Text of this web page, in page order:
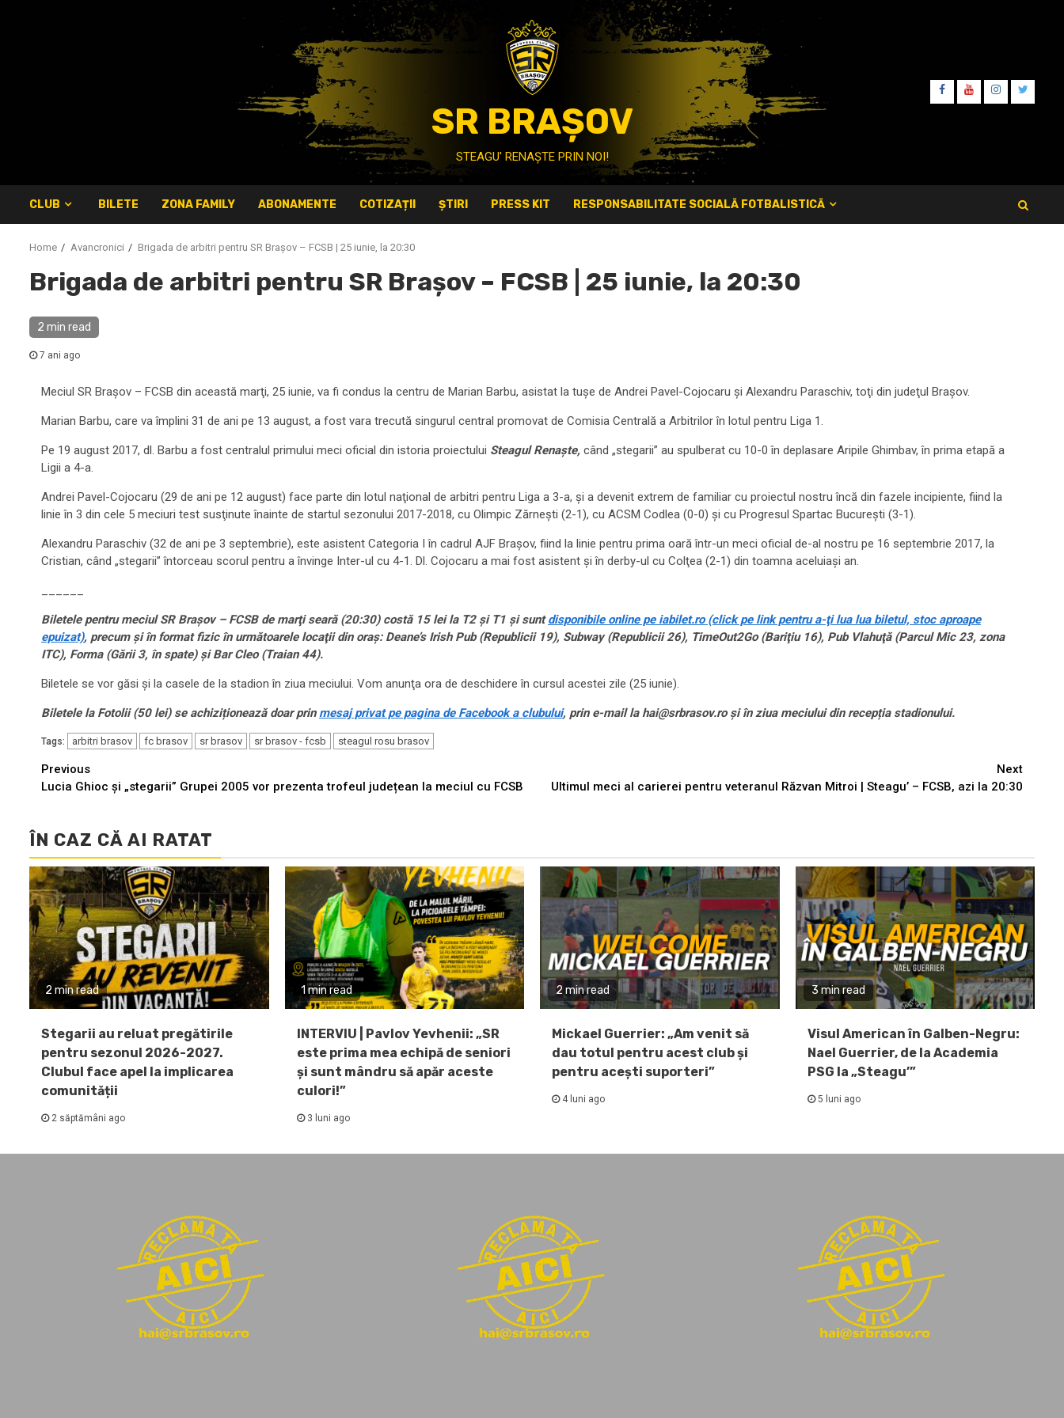
SR BRAȘOV
STEAGU' RENAȘTE PRIN NOI!
FB YT IT TW
CLUB BILETE ZONA FAMILY ABONAMENTE COTIZAȚII ȘTIRI PRESS KIT RESPONSABILITATE SOCIALĂ FOTBALISTICĂ
Home Avancronici Brigada de arbitri pentru SR Braşov – FCSB | 25 iunie, la 20:30
Brigada de arbitri pentru SR Braşov – FCSB | 25 iunie, la 20:30
2 min read
7 ani ago
Meciul SR Braşov – FCSB din această marţi, 25 iunie, va fi condus la centru de Marian Barbu, asistat la tuşe de Andrei Pavel-Cojocaru şi Alexandru Paraschiv, toţi din judeţul Braşov.
Marian Barbu, care va împlini 31 de ani pe 13 august, a fost vara trecută singurul central promovat de Comisia Centrală a Arbitrilor în lotul pentru Liga 1.
Pe 19 august 2017, dl. Barbu a fost centralul primului meci oficial din istoria proiectului Steagul Renaşte, când „stegarii” au spulberat cu 10-0 în deplasare Aripile Ghimbav, în prima etapă a
Ligii a 4-a.
Andrei Pavel-Cojocaru (29 de ani pe 12 august) face parte din lotul naţional de arbitri pentru Liga a 3-a, şi a devenit extrem de familiar cu proiectul nostru încă din fazele incipiente, fiind la
linie în 3 din cele 5 meciuri test susţinute înainte de startul sezonului 2017-2018, cu Olimpic Zărneşti (2-1), cu ACSM Codlea (0-0) şi cu Progresul Spartac Bucureşti (3-1).
Alexandru Paraschiv (32 de ani pe 3 septembrie), este asistent Categoria I în cadrul AJF Braşov, fiind la linie pentru prima oară într-un meci oficial de-al nostru pe 16 septembrie 2017, la
Cristian, când „stegarii” întorceau scorul pentru a învinge Inter-ul cu 4-1. Dl. Cojocaru a mai fost asistent şi în derby-ul cu Colţea (2-1) din toamna aceluiaşi an.
Biletele pentru meciul SR Braşov – FCSB de marţi seară (20:30) costă 15 lei la T2 şi T1 şi suntdisponibile online pe iabilet.ro (click pe link pentru a-ţi lua lua biletul, stoc aproape
epuizat), precum şi în format fizic în următoarele locaţii din oraş: Deane’s Irish Pub (Republicii 19), Subway (Republicii 26), TimeOut2Go (Bariţiu 16), Pub Vlahuţă (Parcul Mic 23, zona
ITC), Forma (Gării 3, în spate) şi Bar Cleo (Traian 44).
Biletele se vor găsi şi la casele de la stadion în ziua meciului. Vom anunţa ora de deschidere în cursul acestei zile (25 iunie).
Biletele la Fotolii (50 lei) se achiziționează doar prin mesaj privat pe pagina de Facebook a clubului, prin e-mail la hai@srbrasov.ro și în ziua meciului din recepția stadionului.
Tags: arbitri brasov fc brasov sr brasov sr brasov - fcsb steagul rosu brasov
Continue
Reading
Previous
Lucia Ghioc și „stegarii” Grupei 2005 vor prezenta trofeul județean la meciul cu FCSB
Next
Ultimul meci al carierei pentru veteranul Răzvan Mitroi | Steagu’ – FCSB, azi la 20:30
ÎN CAZ CĂ AI RATAT
2 min read
Stegarii au reluat pregătirile
pentru sezonul 2026-2027.
Clubul face apel la implicarea
comunității
2 săptămâni ago
1 min read
INTERVIU | Pavlov Yevhenii: „SR
este prima mea echipă de seniori
și sunt mândru să apăr aceste
culori!”
3 luni ago
2 min read
Mickael Guerrier: „Am venit să
dau totul pentru acest club și
pentru acești suporteri”
4 luni ago
3 min read
Visul American în Galben-Negru:
Nael Guerrier, de la Academia
PSG la „Steagu’”
5 luni ago